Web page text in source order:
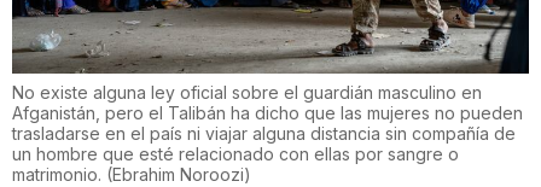
No existe alguna ley oficial sobre el guardián masculino en
Afganistán, pero el Talibán ha dicho que las mujeres no pueden
trasladarse en el país ni viajar alguna distancia sin compañía de
un hombre que esté relacionado con ellas por sangre o
matrimonio. (Ebrahim Noroozi)